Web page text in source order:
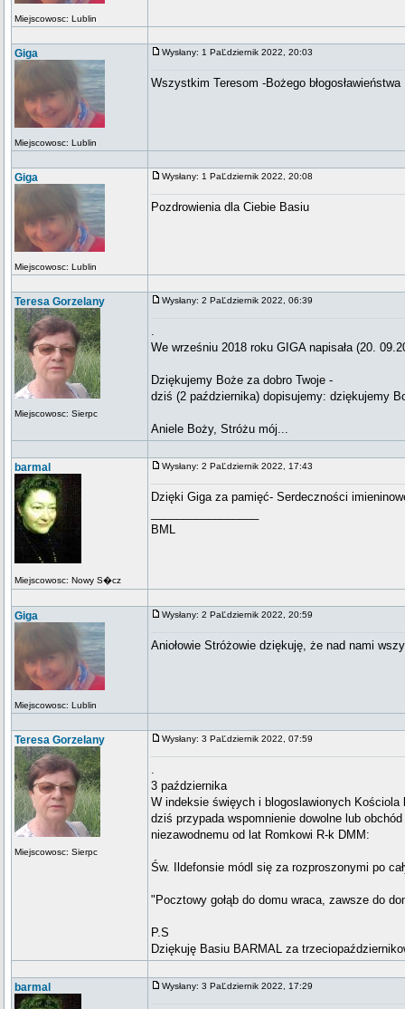
Miejscowosc: Lublin
Giga
Miejscowosc: Lublin
Wysłany: 1 PaĽdziernik 2022, 20:03
Wszystkim Teresom -Bożego błogosławieństwa
Giga
Miejscowosc: Lublin
Wysłany: 1 PaĽdziernik 2022, 20:08
Pozdrowienia dla Ciebie Basiu
Teresa Gorzelany
Miejscowosc: Sierpc
Wysłany: 2 PaĽdziernik 2022, 06:39
.
We wrześniu 2018 roku GIGA napisała (20.
Dziękujemy Boże za dobro Twoje -
dziś (2 października) dopisujemy: dziękujemy
Aniele Boży, Stróżu mój...
barmal
Miejscowosc: Nowy S�cz
Wysłany: 2 PaĽdziernik 2022, 17:43
Dzięki Giga za pamięć- Serdeczności
BML
Giga
Miejscowosc: Lublin
Wysłany: 2 PaĽdziernik 2022, 20:59
Aniołowie Stróżowie dziękuję, że nad nami
Teresa Gorzelany
Miejscowosc: Sierpc
Wysłany: 3 PaĽdziernik 2022, 07:59
.
3 października
W indeksie święych i blogoslawionych
dziś przypada wspomnienie dowolne lub
niezawodnemu od lat Romkowi R-k DMM:
Św. Ildefonsie módl się za rozproszonymi po
"Pocztowy gołąb do domu wraca, zawsze do
P.S
Dziękuję Basiu BARMAL za
barmal Wysłany: 3 PaĽdziernik 2022, 17:29